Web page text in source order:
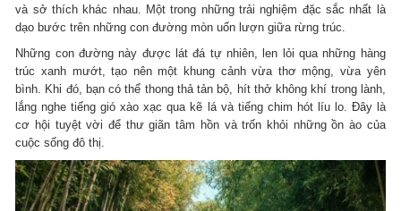
và sở thích khác nhau. Một trong những trải nghiệm đặc sắc nhất là
dạo bước trên những con đường mòn uốn lượn giữa rừng trúc.
Những con đường này được lát đá tự nhiên, len lỏi qua những hàng
trúc xanh mướt, tạo nên một khung cảnh vừa thơ mộng, vừa yên
bình. Khi đó, bạn có thể thong thả tản bộ, hít thở không khí trong lành,
lắng nghe tiếng gió xào xạc qua kẽ lá và tiếng chim hót líu lo. Đây là
cơ hội tuyệt vời để thư giãn tâm hồn và trốn khỏi những ồn ào của
cuộc sống đô thị.